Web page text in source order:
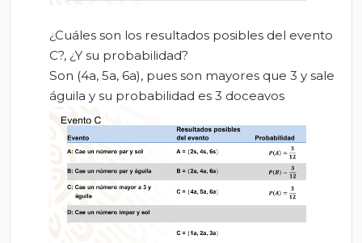
¿Cuáles son los resultados posibles del evento
C?, ¿Y su probabilidad?
Son (4a, 5a, 6a), pues son mayores que 3 y sale
águila y su probabilidad es 3 doceavos